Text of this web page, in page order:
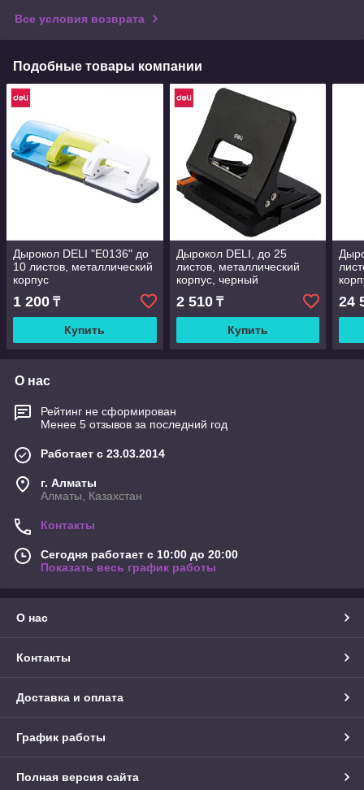
Все условия возврата
Подобные товары компании
Дырокол DELI "E0136" до
10 листов, металлический
корпус
1 200 ₸
Купить
Дырокол DELI, до 25
листов, металлический
корпус, черный
2 510₸
Купить
24
О нас
Рейтинг не сформирован
Менее 5 отзывов за последний год
Работает с 23.03.2014
г. Алматы
Алматы, Казахстан
Контакты
Сегодня работает с 10:00 до 20:00
Показать весь график работы
О нас
Контакты
Доставка и оплата
График работы
Полная версия сайта